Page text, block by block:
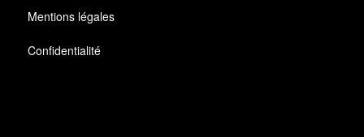
Mentions légales
Confidentialité